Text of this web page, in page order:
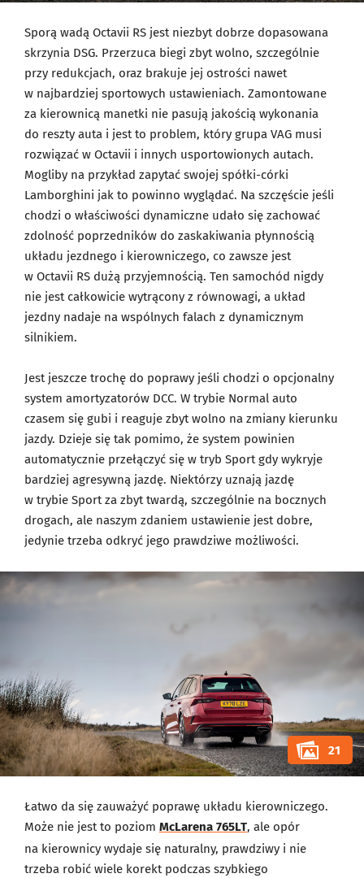
Sporą wadą Octavii RS jest niezbyt dobrze dopasowana
skrzynia DSG. Przerzuca biegi zbyt wolno, szczególnie
przy redukcjach, oraz brakuje jej ostrości nawet
w najbardziej sportowych ustawieniach. Zamontowane
za kierownicą manetki nie pasują jakością wykonania
do reszty auta i jest to problem, który grupa VAG musi
rozwiązać w Octavii i innych usportowionych autach.
Mogliby na przykład zapytać swojej spółki-córki
Lamborghini jak to powinno wyglądać. Na szczęście jeśli
chodzi o właściwości dynamiczne udało się zachować
zdolność poprzedników do zaskakiwania płynnością
układu jezdnego i kierowniczego, co zawsze jest
w Octavii RS dużą przyjemnością. Ten samochód nigdy
nie jest całkowicie wytrącony z równowagi, a układ
jezdny nadaje na wspólnych falach z dynamicznym
silnikiem.
Jest jeszcze trochę do poprawy jeśli chodzi o opcjonalny
system amortyzatorów DCC. W trybie Normal auto
czasem się gubi i reaguje zbyt wolno na zmiany kierunku
jazdy. Dzieje się tak pomimo, że system powinien
automatycznie przełączyć się w tryb Sport gdy wykryje
bardziej agresywną jazdę. Niektórzy uznają jazdę
w trybie Sport za zbyt twardą, szczególnie na bocznych
drogach, ale naszym zdaniem ustawienie jest dobre,
jedynie trzeba odkryć jego prawdziwe możliwości.
21
Łatwo da się zauważyć poprawę układu kierowniczego.
Może nie jest to poziom McLarena 765LT, ale opór
na kierownicy wydaje się naturalny, prawdziwy i nie
trzeba robić wiele korekt podczas szybkiego